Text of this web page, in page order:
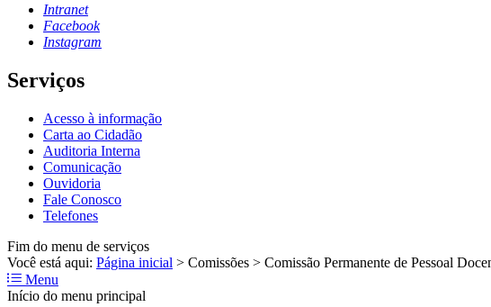
Intranet
Facebook
Instagram
Serviços
Acesso à informação
Carta ao Cidadão
Auditoria Interna
Comunicação
Ouvidoria
Fale Conosco
Telefones
Fim do menu de serviços
Você está aqui: Página inicial > Comissões > Comissão Permanente de Pessoal
Menu
Início do menu principal